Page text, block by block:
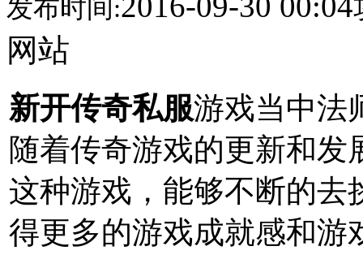
发布时间:
网站
新开传奇私服游戏当中法
随着传奇游戏的更新和
这种游戏，能够不断的去
得更多的游戏成就感和游